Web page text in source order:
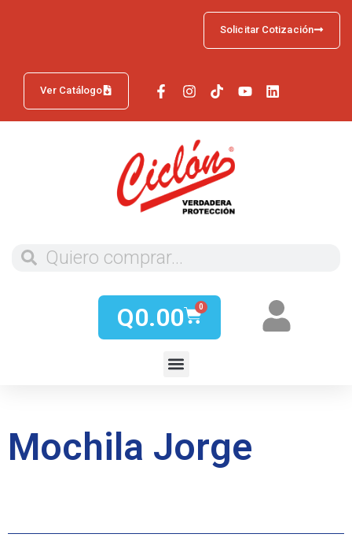
Ver Catálogo
Solicitar Cotización
Q0.00 0
Mochila Jorge